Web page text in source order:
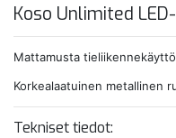
Koso Unlimited
Mattamusta
Korkealaatuinen metallinen
Tekniset tiedot: